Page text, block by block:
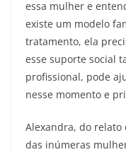
essa mulher e
existe um modelo
tratamento, ela
esse suporte social
profissional, pode
nesse momento e
Alexandra, do relato
das inúmeras